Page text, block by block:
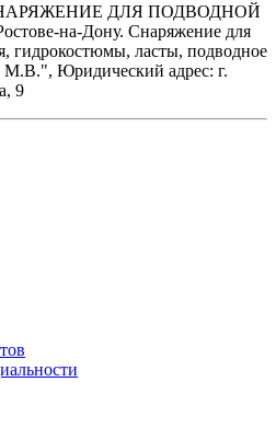
СНАРЯЖЕНИЕ ДЛЯ ПОДВОДНОЙ
на-Дону. Снаряжение для
гидрокостюмы, ласты, подводное
Юридический адрес: г.
9